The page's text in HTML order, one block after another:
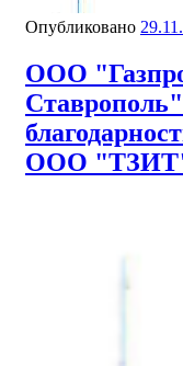
Опубликовано
ООО
ООО